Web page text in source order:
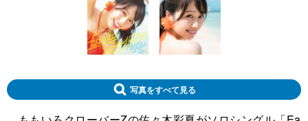
写真をすべて見る